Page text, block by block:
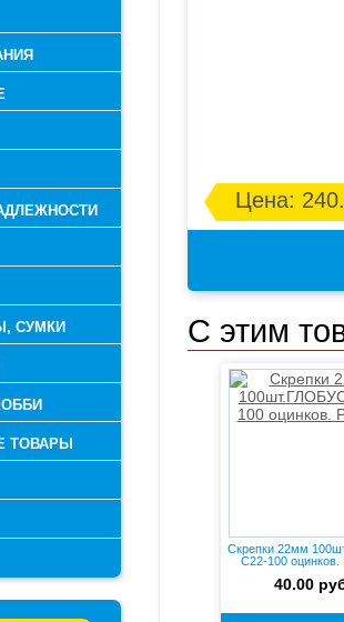
СУМКИ
ТОВАРЫ
Цена:
С этим
Скрепки 22мм
С22-100 оцинков.
40.00